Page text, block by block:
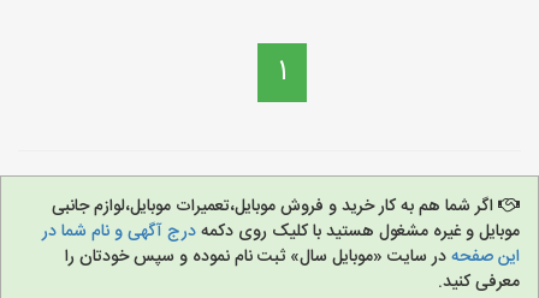
1
اگر شما هم به کار خرید و فروش موبایل،تعمیرات موبایل،لوازم جانبی
موبایل و غیره مشغول هستید با کلیک روی دکمهدرج آگهی و نام شما در
این صفحهدر سایت «موبایل سال» ثبت نام نموده و سپس خودتان را
معرفی کنید.